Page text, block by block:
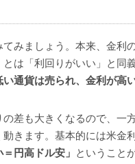
みましょう。本来、金利
は「利回りがいい」と同
い通貨は売られ、金利が高
差も大きくなるので、一
きます。基本的には米金
円高ドル安」
ということ